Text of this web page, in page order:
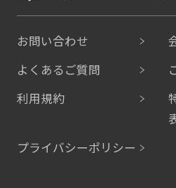
お問い合わせ
よくあるご質問
利用規約
プライバシーポリシー